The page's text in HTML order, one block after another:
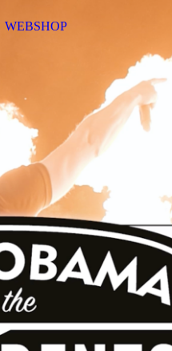
WEBSHOP